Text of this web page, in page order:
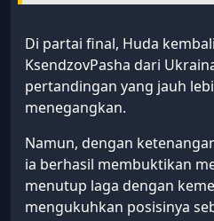
Di partai final, Huda
KsendzovPasha dari
pertandingan yang jauh
menegangkan.
Namun, dengan
ia berhasil membuktikan
menutup laga dengan
mengukuhkan posisinya